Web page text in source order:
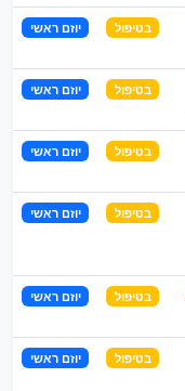
בטיפול יוזם ראשי
בטיפול יוזם ראשי
בטיפול יוזם ראשי
בטיפול יוזם ראשי
בטיפול יוזם ראשי
בטיפול יוזם ראשי